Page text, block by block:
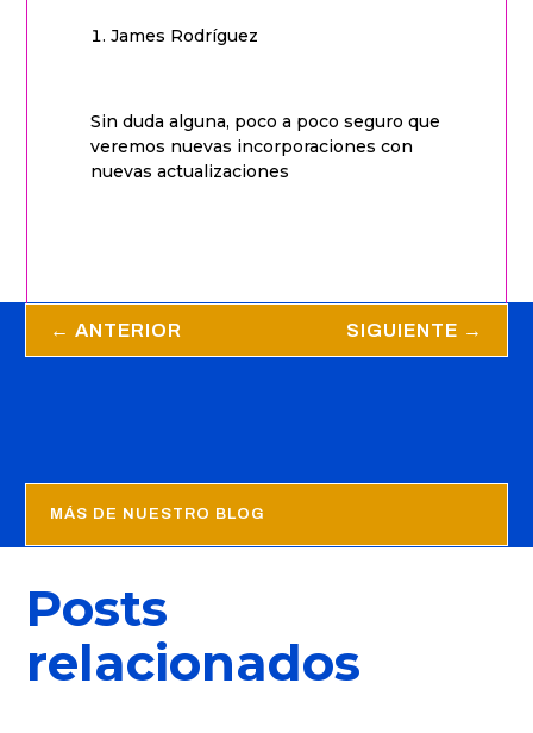
James Rodríguez
Sin duda alguna, poco a poco seguro que
veremos nuevas incorporaciones con
nuevas actualizaciones
←ANTERIOR SIGUIENTE →
MÁS DE NUESTRO BLOG
Posts
relacionados